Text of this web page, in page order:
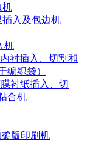
机
插入及包边机
机
衬插入、切割和
编织袋）
衬纸插入、切
合机
柔版印刷机